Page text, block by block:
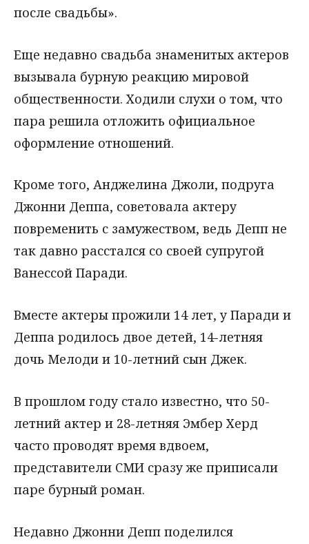
после свадьбы».
Еще недавно свадьба знаменитых актеров
вызывала бурную реакцию мировой
общественности. Ходили слухи о том, что
пара решила отложить официальное
оформление отношений.
Кроме того, Анджелина Джоли, подруга
Джонни Деппа, советовала актеру
повременить с замужеством, ведь Депп не
так давно расстался со своей супругой
Ванессой Паради.
Вместе актеры прожили 14 лет, у Паради и
Деппа родилось двое детей, 14-летняя
дочь Мелоди и 10-летний сын Джек.
В прошлом году стало известно, что 50-
летний актер и 28-летняя Эмбер Херд
часто проводят время вдвоем,
представители СМИ сразу же приписали
паре бурный роман.
Недавно Джонни Депп поделился